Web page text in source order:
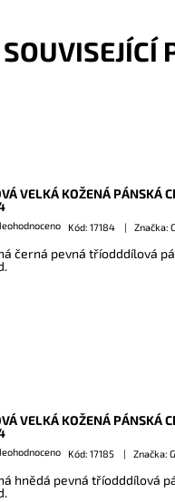
SOUVISEJÍCÍ
VELKÁ KOŽENÁ PÁNSKÁ
Kód: 17184 Značka:
černá pevná tříodddílová
VELKÁ KOŽENÁ PÁNSKÁ
Kód: 17185 Značka:
hnědá pevná tříodddílová